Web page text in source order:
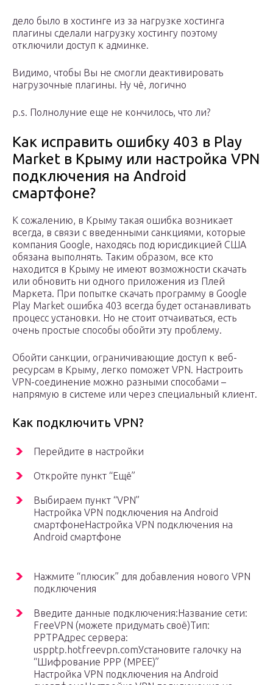
дело было в хостинге из за нагрузке хостинга
плагины сделали нагрузку хостингу поэтому
отключили доступ к админке.
Видимо, чтобы Вы не смогли деактивировать
нагрузочные плагины. Ну чё, логично
p.s. Полнолуние еще не кончилось, что ли?
Как исправить ошибку 403 в Play
Market в Крыму или настройка VPN
подключения на Android
смартфоне?
К сожалению, в Крыму такая ошибка возникает
всегда, в связи с введенными санкциями, которые
компания Google, находясь под юрисдикцией США
обязана выполнять. Таким образом, все кто
находится в Крыму не имеют возможности скачать
или обновить ни одного приложения из Плей
Маркета. При попытке скачать программу в Google
Play Market ошибка 403 всегда будет останавливать
процесс установки. Но не стоит отчаиваться, есть
очень простые способы обойти эту проблему.
Обойти санкции, ограничивающие доступ к веб-
ресурсам в Крыму, легко поможет VPN. Настроить
VPN-соединение можно разными способами –
напрямую в системе или через специальный клиент.
Как подключить VPN?
Перейдите в настройки
Откройте пункт “Ещё”
Выбираем пункт “VPN”
Настройка VPN подключения на Android
смартфонеНастройка VPN подключения на
Android смартфоне
Нажмите “плюсик” для добавления нового VPN
подключения
Введите данные подключения:Название сети:
FreeVPN (можете придумать своё)Тип:
PPTPАдрес сервера:
uspptp.hotfreevpn.comУстановите галочку на
“Шифрование PPP (MPEE)”
Настройка VPN подключения на Android